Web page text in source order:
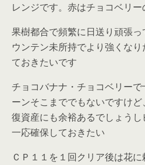
レンジです。赤はチョコベリー
果樹都合で頻繁に日送り頑張
ウンテン未所持でより強くな
ておきたいです
チョコバナナ・チョコベリー
ーンそこまででもないですけ
復資産にも余裕あるでしょう
一応確保しておきたい
ＣＰ１１を１回クリア後は花